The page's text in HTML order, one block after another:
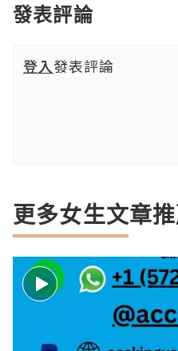
發表評論
登入發表評論
更多女生文章